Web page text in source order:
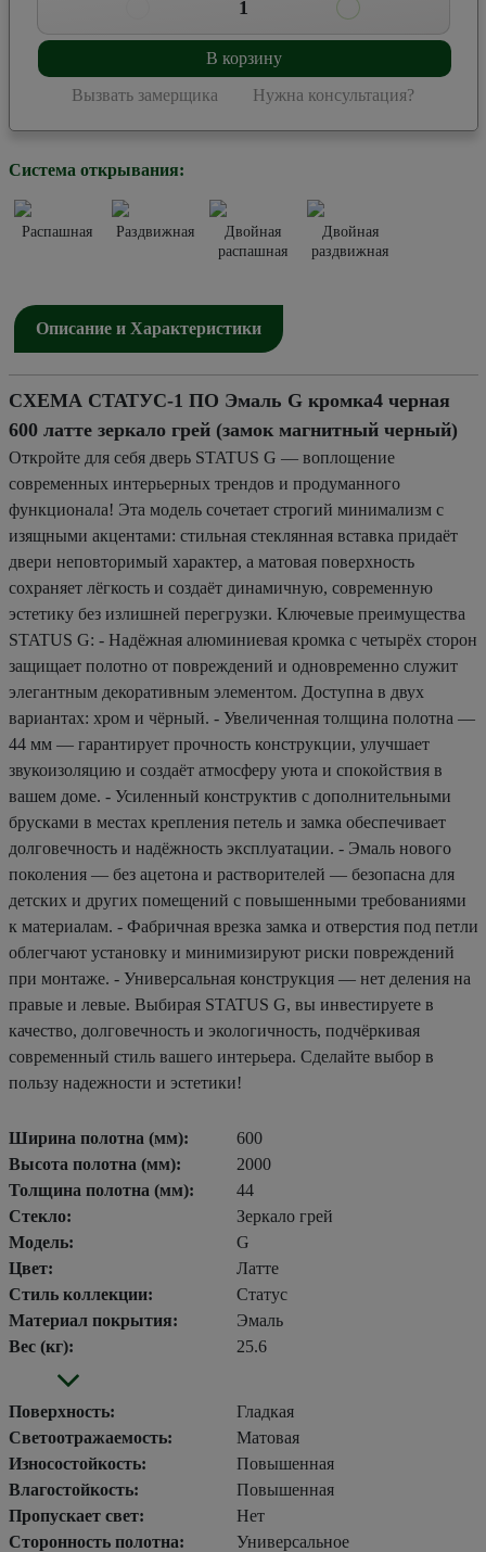
1
В корзину
Вызвать замерщика
Нужна консультация?
Система открывания:
Распашная Раздвижная
Двойная
распашная
Двойная
раздвижная
Описание и Характеристики
СХЕМА СТАТУС-1 ПО Эмаль G кромка4 черная
600 латте зеркало грей (замок магнитный черный)
Откройте для себя дверь STATUS G — воплощение
современных интерьерных трендов и продуманного
функционала! Эта модель сочетает строгий минимализм с
изящными акцентами: стильная стеклянная вставка придаёт
двери неповторимый характер, а матовая поверхность
сохраняет лёгкость и создаёт динамичную, современную
эстетику без излишней перегрузки. Ключевые преимущества
STATUS G: - Надёжная алюминиевая кромка с четырёх сторон
защищает полотно от повреждений и одновременно служит
элегантным декоративным элементом. Доступна в двух
вариантах: хром и чёрный. - Увеличенная толщина полотна —
44 мм — гарантирует прочность конструкции, улучшает
звукоизоляцию и создаёт атмосферу уюта и спокойствия в
вашем доме. - Усиленный конструктив с дополнительными
брусками в местах крепления петель и замка обеспечивает
долговечность и надёжность эксплуатации. - Эмаль нового
поколения — без ацетона и растворителей — безопасна для
детских и других помещений с повышенными требованиями
к материалам. - Фабричная врезка замка и отверстия под петли
облегчают установку и минимизируют риски повреждений
при монтаже. - Универсальная конструкция — нет деления на
правые и левые. Выбирая STATUS G, вы инвестируете в
качество, долговечность и экологичность, подчёркивая
современный стиль вашего интерьера. Сделайте выбор в
пользу надежности и эстетики!
Ширина полотна (мм):
600
Высота полотна (мм):
2000
Толщина полотна (мм):
44
Стекло:
Зеркало грей
Модель:
G
Цвет:
Латте
Стиль коллекции:
Статус
Материал покрытия:
Эмаль
Вес (кг):
25.6
Поверхность:
Гладкая
Светоотражаемость:
Матовая
Износостойкость:
Повышенная
Влагостойкость:
Повышенная
Пропускает свет:
Нет
Сторонность полотна:
Универсальное